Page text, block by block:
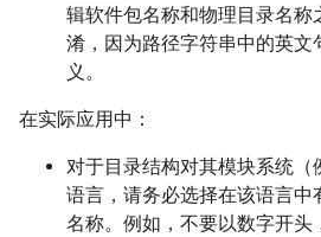
辑软件包名称和物理目录名称
淆，因为路径字符串中的英文
义。
在实际应用中：
对于目录结构对其模块系统（
语言，请务必选择在该语言中
名称。例如，不要以数字开头